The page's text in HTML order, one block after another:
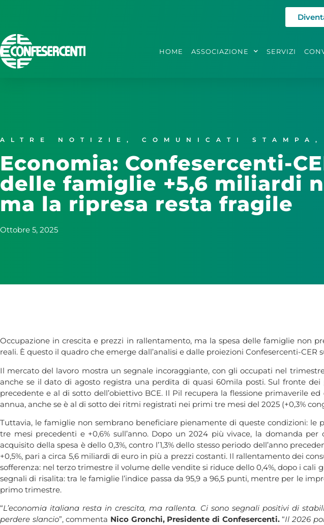
HOME ASSOCIAZIONE SERVIZI
ALTRE NOTIZIE , COMUNICATI STAMPA
Economia: Confesercenti-
delle famiglie +5,6 miliardi
ma la ripresa resta fragile
Ottobre 5, 2025
Occupazione in crescita e prezzi in rallentamento, ma la spesa delle famiglie non
reali. È questo il quadro che emerge dall’analisi e dalle proiezioni Confesercenti-
Il mercato del lavoro mostra un segnale incoraggiante, con gli occupati nel
anche se il dato di agosto registra una perdita di quasi 60mila posti. Sul fronte dei
precedente e al di sotto dell’obiettivo BCE. Il Pil recupera la flessione primaverile
annua, anche se è al di sotto dei ritmi registrati nei primi tre mesi del 2025 (+0,3%
Tuttavia, le famiglie non sembrano beneficiare pienamente di queste condizioni:
tre mesi precedenti e +0,6% sull’anno. Dopo un 2024 più vivace, la domanda
acquisito della spesa è dello 0,3%, contro l’1,3% dello stesso periodo dell’anno
+0,5%, pari a circa 5,6 miliardi di euro in più a prezzi costanti. Il rallentamento dei
sofferenza: nel terzo trimestre il volume delle vendite si riduce dello 0,4%, dopo i
segnali di risalita: tra le famiglie l’indice passa da 95,9 a 96,5 punti, mentre per le
primo trimestre.
“L’economia italiana resta in crescita, ma rallenta. Ci sono segnali positivi di
perdere slancio”, commenta Nico Gronchi, Presidente di Confesercenti.“Il 2026